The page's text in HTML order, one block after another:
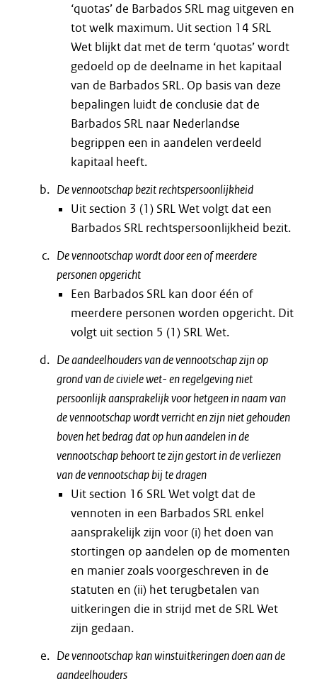
‘quotas’ de Barbados SRL mag uitgeven en
tot welk maximum. Uit section 14 SRL
Wet blijkt dat met de term ‘quotas’ wordt
gedoeld op de deelname in het kapitaal
van de Barbados SRL. Op basis van deze
bepalingen luidt de conclusie dat de
Barbados SRL naar Nederlandse
begrippen een in aandelen verdeeld
kapitaal heeft.
De vennootschap bezit rechtspersoonlijkheid
Uit section 3 (1) SRL Wet volgt dat een
Barbados SRL rechtspersoonlijkheid bezit.
De vennootschap wordt door een of meerdere
personen opgericht
Een Barbados SRL kan door één of
meerdere personen worden opgericht. Dit
volgt uit section 5 (1) SRL Wet.
De aandeelhouders van de vennootschap zijn op
grond van de civiele wet- en regelgeving niet
persoonlijk aansprakelijk voor hetgeen in naam van
de vennootschap wordt verricht en zijn niet gehouden
boven het bedrag dat op hun aandelen in de
vennootschap behoort te zijn gestort in de verliezen
van de vennootschap bij te dragen
Uit section 16 SRL Wet volgt dat de
vennoten in een Barbados SRL enkel
aansprakelijk zijn voor (i) het doen van
stortingen op aandelen op de momenten
en manier zoals voorgeschreven in de
statuten en (ii) het terugbetalen van
uitkeringen die in strijd met de SRL Wet
zijn gedaan.
De vennootschap kan winstuitkeringen doen aan de
aandeelhouders